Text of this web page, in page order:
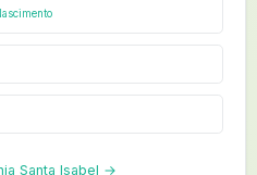
Santa Isabel →